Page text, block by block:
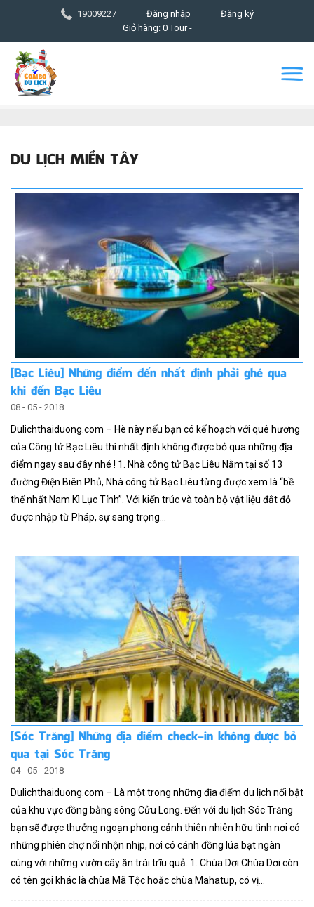
19009227 Đăng nhập
Đăng ký
Giỏ hàng: 0 Tour -
DU LỊCH MIỀN TÂY
[Bạc Liêu] Những điểm đến nhất định phải ghé qua
khi đến Bạc Liêu
08 - 05 - 2018
Dulichthaiduong.com – Hè này nếu bạn có kế hoạch với quê hương
của Công tử Bạc Liêu thì nhất định không được bỏ qua những địa
điểm ngay sau đây nhé ! 1. Nhà công tử Bạc Liêu Nằm tại số 13
đường Điện Biên Phủ, Nhà công tử Bạc Liêu từng được xem là “bề
thế nhất Nam Kì Lục Tỉnh”. Với kiến trúc và toàn bộ vật liệu đắt đỏ
được nhập từ Pháp, sự sang trọng...
[Sóc Trăng] Những địa điểm check-in không được bỏ
qua tại Sóc Trăng
04 - 05 - 2018
Dulichthaiduong.com – Là một trong những địa điểm du lịch nổi bật
của khu vực đồng bằng sông Cửu Long. Đến với du lịch Sóc Trăng
bạn sẽ được thưởng ngoạn phong cảnh thiên nhiên hữu tình nơi có
những phiên chợ nổi nhộn nhịp, nơi có cánh đồng lúa bạt ngàn
cùng với những vườn cây ăn trái trĩu quả. 1. Chùa Dơi Chùa Dơi còn
có tên gọi khác là chùa Mã Tộc hoặc chùa Mahatup, có vị...